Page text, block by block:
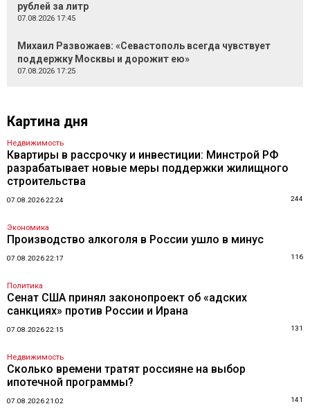
рублей за литр
07.08.2026 17:45
Михаил Развожаев: «Севастополь всегда чувствует
поддержку Москвы и дорожит ею»
07.08.2026 17:25
Картина дня
Недвижимость
Квартиры в рассрочку и инвестиции: Минстрой РФ
разрабатывает новые меры поддержки жилищного
строительства
07.08.2026 22:24 244
Экономика
Производство алкоголя в России ушло в минус
07.08.2026 22:17 116
Политика
Сенат США принял законопроект об «адских
санкциях» против России и Ирана
07.08.2026 22:15 131
Недвижимость
Сколько времени тратят россияне на выбор
ипотечной программы?
07.08.2026 21:02 141